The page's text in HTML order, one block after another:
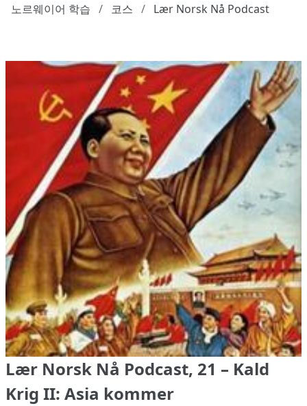
노르웨이어 학습 코스 Lær Norsk Nå Podcast
Lær Norsk Nå Podcast, 21 – Kald
Krig II: Asia kommer